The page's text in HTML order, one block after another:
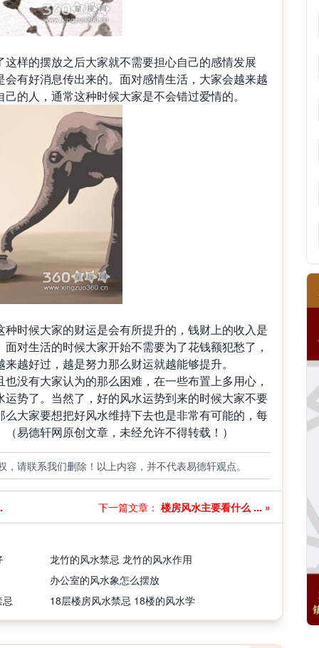
样的摆放之后大家就不需要担心自己的感情发展
有好消息传出来的。面对感情生活，大家会越来越
的人，通常这种时候大家是不会错过爱情的。
时候大家的财运是会有所提升的，钱财上的收入是
对生活的时候大家开始不需要为了花钱额犯愁了，
越好过，越是努力那么财运就越能够提升。
没有大家认为的那么困难，在一些布置上多用心，
势了。当然了，好的风水运势到来的时候大家不要
大家要想把好风水维持下去也是非常有可能的，每
易德轩网原创文章，未经允许不得转载！）
请联系我们删除！以上内容，并不代表易德轩观点。
下一篇文章： 楼房风水主要看什么 ... »
龙竹的风水禁忌 龙竹的风水作用
办公室的风水象怎么摆放
18层楼房风水禁忌 18楼的风水学